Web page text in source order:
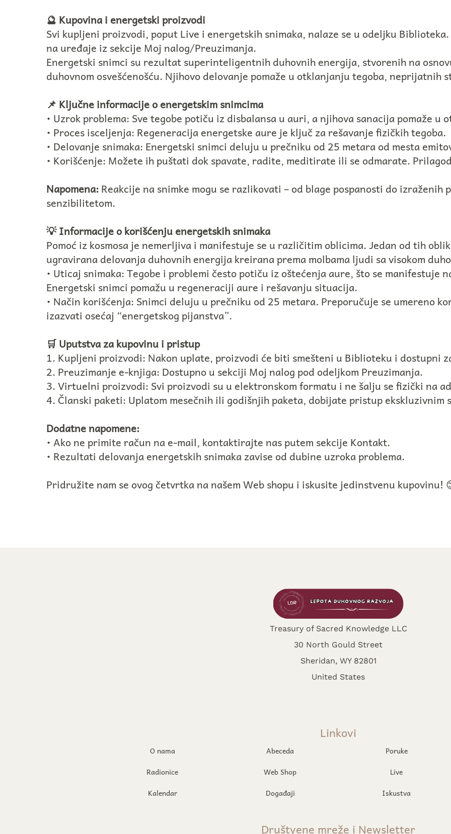
🔮 Kupovina i energetski proizvodi
Svi kupljeni proizvodi, poput Live i energetskih snimaka, nalaze se u odeljku
na uređaje iz sekcije Moj nalog/Preuzimanja.
Energetski snimci su rezultat superinteligentnih duhovnih energija, stvorenih na
duhovnom osvešćenošću. Njihovo delovanje pomaže u otklanjanju tegoba, neprijatnih
📌 Ključne informacije o energetskim snimcima
• Uzrok problema: Sve tegobe potiču iz disbalansa u auri, a njihova sanacija pomaže u
• Proces isceljenja: Regeneracija energetske aure je ključ za rešavanje fizičkih tegoba.
• Delovanje snimaka: Energetski snimci deluju u prečniku od 25 metara od mesta
• Korišćenje: Možete ih puštati dok spavate, radite, meditirate ili se odmarate.
Napomena:Reakcije na snimke mogu se razlikovati – od blage pospanosti do izraženih
senzibilitetom.
💡 Informacije o korišćenju energetskih snimaka
Pomoć iz kosmosa je nemerljiva i manifestuje se u različitim oblicima. Jedan od tih
ugravirana delovanja duhovnih energija kreirana prema molbama ljudi sa visokom
• Uticaj snimaka: Tegobe i problemi često potiču iz oštećenja aure, što se manifestuje
Energetski snimci pomažu u regeneraciji aure i rešavanju situacija.
• Način korišćenja: Snimci deluju u prečniku od 25 metara. Preporučuje se umereno
izazvati osećaj “energetskog pijanstva”.
🛒 Uputstva za kupovinu i pristup
1. Kupljeni proizvodi: Nakon uplate, proizvodi će biti smešteni u Biblioteku i dostupni
2. Preuzimanje e-knjiga: Dostupno u sekciji Moj nalog pod odeljkom Preuzimanja.
3. Virtuelni proizvodi: Svi proizvodi su u elektronskom formatu i ne šalju se fizički na
4. Članski paketi: Uplatom mesečnih ili godišnjih paketa, dobijate pristup ekskluzivnim
Dodatne napomene:
• Ako ne primite račun na e-mail, kontaktirajte nas putem sekcije Kontakt.
• Rezultati delovanja energetskih snimaka zavise od dubine uzroka problema.
Pridružite nam se ovog četvrtka na našem Web shopu i iskusite jedinstvenu kupovinu!
Treasury of Sacred Knowledge LLC
30 North Gould Street
Sheridan, WY 82801
United States
Linkovi
O nama Abeceda Poruke
Radionice
Web Shop Live
Kalendar
Događaji Iskustva
Društvene mreže i Newsletter